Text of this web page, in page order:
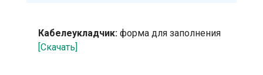
Кабелеукладчик: форма для заполнения
[Скачать]